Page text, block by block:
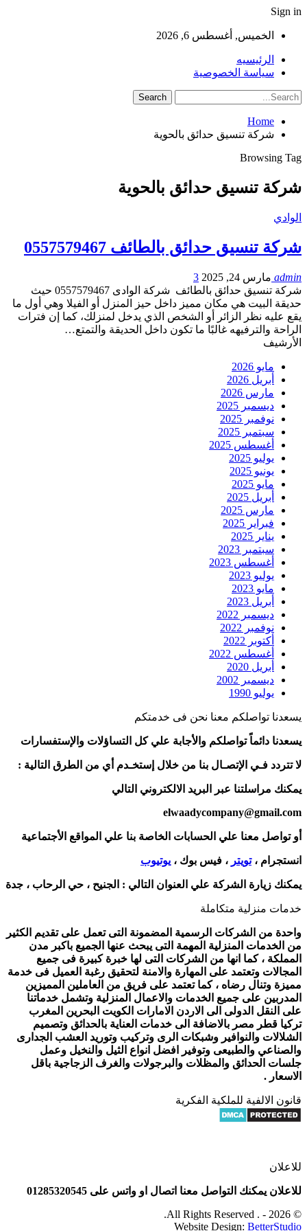
Sign in
الخميس, أغسطس 6, 2026
الرئيسيه
سياسة الخصوصية
Home
شركة تنسيق حدائق بالحوية
Browsing Tag
شركة تنسيق حدائق بالحوية
الوادي
شركة تنسيق حدائق بالطائف 0557579467
admin مارس 24, 2025
3
شركة تنسيق حدائق بالطائف شركة الوادى 0557579467 حيث
حديقة البيت هي مكان مميز داخل حيز المنزل أو الفيلا وهي أول ما
يقع عليه نظر الزائر أو الشخص الذي يدخل لمنزلك، كما إن فترات
الراحة والترفيهه غالبًا ما تكون داخل الحديقة والتمتع…
الأرشيف
مايو 2026
أبريل 2026
مارس 2026
ديسمبر 2025
نوفمبر 2025
سبتمبر 2025
أغسطس 2025
يوليو 2025
يونيو 2025
مايو 2025
أبريل 2025
مارس 2025
فبراير 2025
يناير 2025
سبتمبر 2023
أغسطس 2023
يوليو 2023
مايو 2023
أبريل 2023
ديسمبر 2022
نوفمبر 2022
أكتوبر 2022
أغسطس 2022
أبريل 2020
ديسمبر 2002
يوليو 1990
يسعدنا تواصلكم معنا نحن فى خدمتكم
يسعدنا دائماً تواصلكم والأجابة علي كل التساؤلات والإستفسارات
لا تتردد فـي الإتصـال بنا من خلال إستخـدم أي من الطرق التالية :
يمكنك مراسلتنا عبر البريد الالكتروني التالي
elwaadycompany@gmail.com
أو تواصل معنا علي الحسابات الخاصة بنا علي المواقع الأجتماعية
انستجرام ،تويتر ، فيس بوك ، يوتيوب
يمكنك زيارة الشركة علي العنوان التالي : الجنيح ، حي الرحاب ، جدة
خدمات منزلية متكاملة
واحدة من الشركات الرسمية المضمونة التى تعمل على تقديم الكثير
من الخدمات المنزلية المهمة التى يبحث عنها الجميع باكبر مدن
المملكة ، كما انها من الشركات التى لها خبرة كبيرة فى جميع
المجالات وتعتمد على المهارة والامنة لتحقيق رغبة العميل فى خدمة
مميزة وتنال رضاه ، كما تعتمد على فريق من العاملين المميزين
المدربين على جميع الخدمات والاعمال المنزلية وتشمل خدماتنا
على النقل الدولى الى الاردن الامارات الكويت البحرين المغرب
تركيا قطر مصر بالاضافة الى خدمات العناية بالحدائق وتصميم
الشلالات والنوافير وشبكات الرى وتركيب وتوريد العشب الجدارى
والصناعي والطبيعى وتوفير افضل انواع الثيل والنخيل وعمل
جلسات الحدائق والمظلات والبرجولات والغرف الزجاجية باقل
الاسعار .
قانون الالفية للملكية الفكرية
للاعلان
للاعلان يمكنك التواصل معنا اتصال او واتس على 01285320545
© 2026 - . All Rights Reserved.
Website Design: BetterStudio